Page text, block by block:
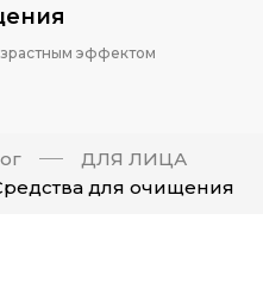
эффектом
ДЛЯ ЛИЦА
для очищения